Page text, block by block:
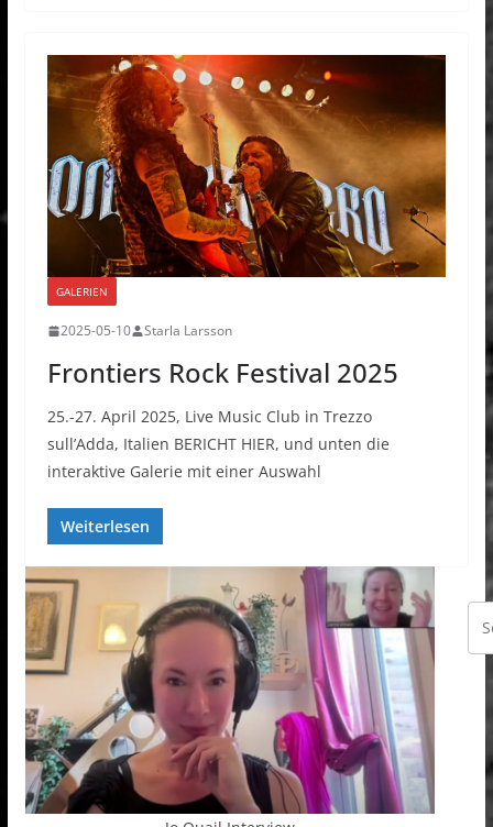
GALERIEN
2025-05-10 Starla Larsson
Frontiers Rock Festival 2025
25.-27. April 2025, Live Music Club in Trezzo
sull’Adda, Italien BERICHT HIER, und unten die
interaktive Galerie mit einer Auswahl
Weiterlesen